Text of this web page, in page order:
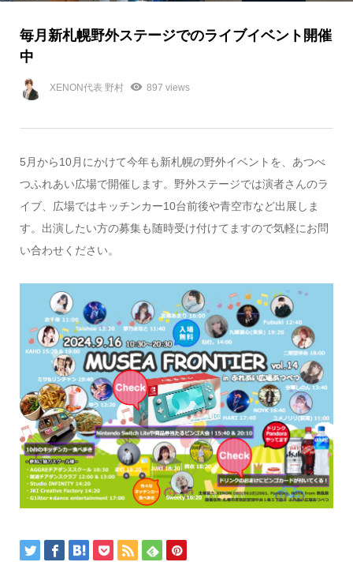
毎月新札幌野外ステージでのライブイベント開催
中
XENON代表 野村 897 views
5月から10月にかけて今年も新札幌の野外イベントを、あつべ
つふれあい広場で開催します。野外ステージでは演者さんのラ
イブ、広場ではキッチンカー10台前後や青空市など出展しま
す。出演したい方の募集も随時受け付けてますので気軽にお問
い合わせください。